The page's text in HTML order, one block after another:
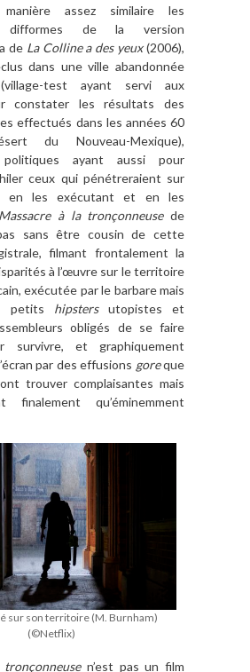
assez similaire les
difformes de la version
de La Colline a des yeux(2006),
dans une ville abandonnée
test ayant servi aux
constater les résultats des
effectués dans les années 60
du Nouveau-Mexique),
politiques ayant aussi pour
ceux qui pénétreraient sur
en les exécutant et en les
Massacre à la tronçonneusede
sans être cousin de cette
filmant frontalement la
à l’œuvre sur le territoire
exécutée par le barbare mais
petits hipsters utopistes et
obligés de se faire
survivre, et graphiquement
par des effusions goreque
trouver complaisantes mais
qu’éminemment
sur son territoire (M. Burnham)
(©Netflix)
n’est pas un film